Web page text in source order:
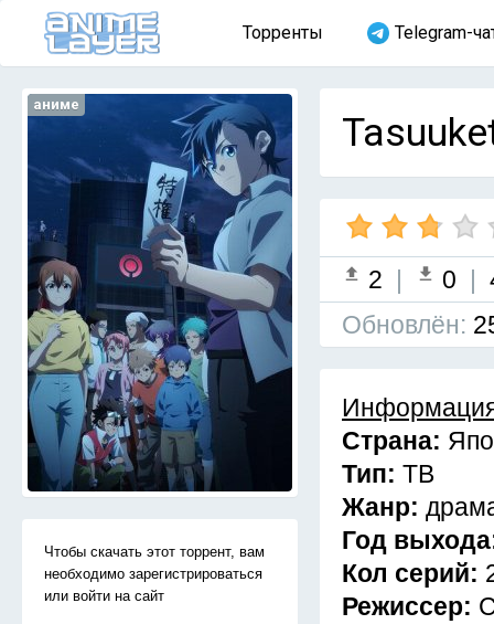
Торренты Telegram-
аниме
Чтобы скачать этот торрент, вам
необходимо зарегистрироваться
или войти на сайт
2 | 0 |
Обновлён:
Страна:
Тип: ТВ
Жанр:
Год
Кол серий:
Режиссер: